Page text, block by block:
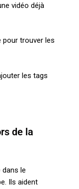
vidéo déjà
pour trouver les
les tags
de la
le
Ils aident